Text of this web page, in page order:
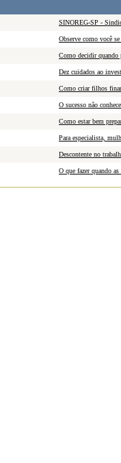
SINOREG-SP -
Observe como você
Como decidir quando
Dez cuidados ao
Como criar filhos
O sucesso não
Como estar bem
Para especialista,
Descontente no
O que fazer quando as